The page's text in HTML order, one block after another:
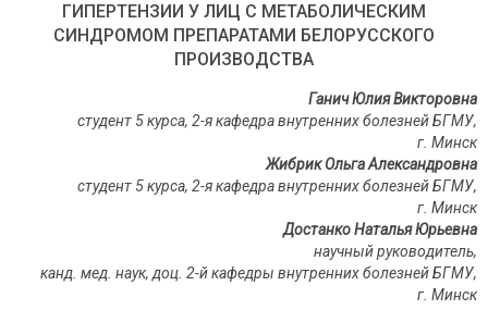
ГИПЕРТЕНЗИИ У ЛИЦ С МЕТАБОЛИЧЕСКИМ
СИНДРОМОМ ПРЕПАРАТАМИ БЕЛОРУССКОГО
ПРОИЗВОДСТВА
Ганич Юлия Викторовна
студент 5 курса, 2-я кафедра внутренних болезней БГМУ,
г. Минск
Жибрик Ольга Александровна
студент 5 курса, 2-я кафедра внутренних болезней БГМУ,
г. Минск
Достанко Наталья Юрьевна
научный руководитель,
канд. мед. наук, доц. 2-й кафедры внутренних болезней БГМУ,
г. Минск